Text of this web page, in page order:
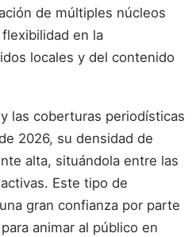
de múltiples núcleos
en la
locales y del contenido
las coberturas periodísticas
2026, su densidad de
alta, situándola entre las
Este tipo de
gran confianza por parte
animar al público en